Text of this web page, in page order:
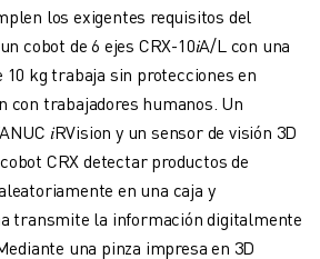
los exigentes requisitos del
cobot de 6 ejes CRX-10𝑖A/L con una
10 kg trabaja sin protecciones en
con trabajadores humanos. Un
𝑖RVision y un sensor de visión 3D
CRX detectar productos de
en una caja y
transmite la información digitalmente
una pinza impresa en 3D